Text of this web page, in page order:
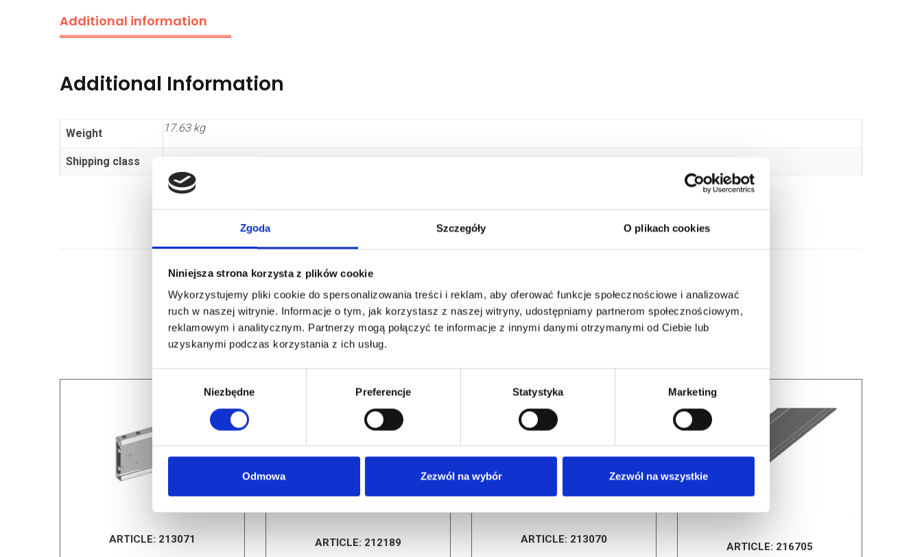
Zgoda Szczegóły O plikach cookies
Niniejsza strona korzysta z plików cookie
Wykorzystujemy pliki cookie do spersonalizowania treści i reklam, aby oferować funkcje społecznościowe i analizować
ruch w naszej witrynie. Informacje o tym, jak korzystasz z naszej witryny, udostępniamy partnerom społecznościowym,
reklamowym i analitycznym. Partnerzy mogą połączyć te informacje z innymi danymi otrzymanymi od Ciebie lub
uzyskanymi podczas korzystania z ich usług.
Niezbędne Preferencje Statystyka Marketing
Odmowa Zezwól na wybór Zezwól na wszystkie
Additional information
Additional Information
Weight 17.63 kg
Shipping class
RELATED PRODUCTS
ARTICLE: 213071 ARTICLE: 212189 ARTICLE: 213070
ARTICLE: 216705